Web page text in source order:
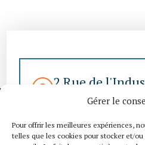
Gérer le
Pour offrir les meilleures expériences,
telles que les cookies pour stocker et/
2 Rue de
Thiers